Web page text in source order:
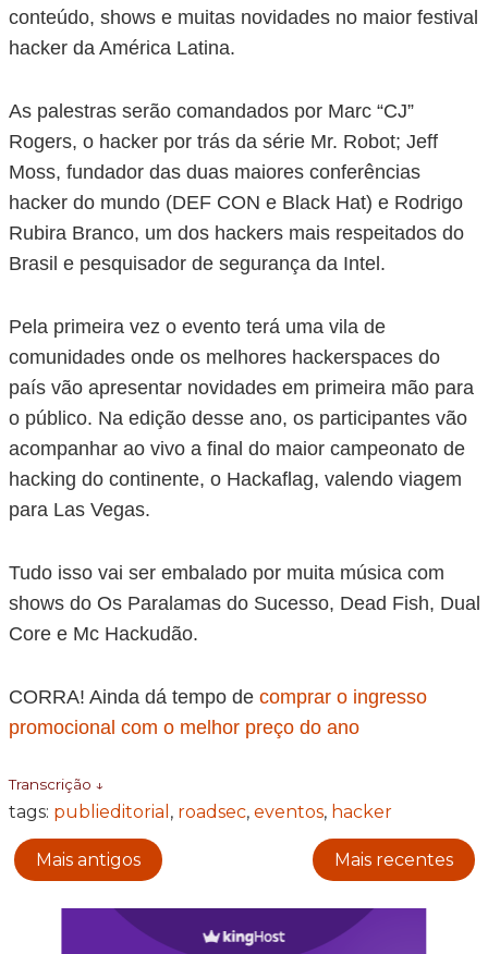
conteúdo, shows e muitas novidades no maior festival
hacker da América Latina.
As palestras serão comandados por Marc “CJ”
Rogers, o hacker por trás da série Mr. Robot; Jeff
Moss, fundador das duas maiores conferências
hacker do mundo (DEF CON e Black Hat) e Rodrigo
Rubira Branco, um dos hackers mais respeitados do
Brasil e pesquisador de segurança da Intel.
Pela primeira vez o evento terá uma vila de
comunidades onde os melhores hackerspaces do
país vão apresentar novidades em primeira mão para
o público. Na edição desse ano, os participantes vão
acompanhar ao vivo a final do maior campeonato de
hacking do continente, o Hackaflag, valendo viagem
para Las Vegas.
Tudo isso vai ser embalado por muita música com
shows do Os Paralamas do Sucesso, Dead Fish, Dual
Core e Mc Hackudão.
CORRA! Ainda dá tempo de comprar o ingresso
promocional com o melhor preço do ano
Transcrição ↓
tags: publieditorial , roadsec, eventos, hacker
Mais antigos Mais recentes